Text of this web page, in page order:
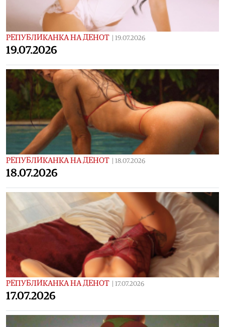
РЕПУБЛИКАНКА НА ДЕНОТ 19.07.2026
19.07.2026
РЕПУБЛИКАНКА НА ДЕНОТ 18.07.2026
18.07.2026
РЕПУБЛИКАНКА НА ДЕНОТ 17.07.2026
17.07.2026